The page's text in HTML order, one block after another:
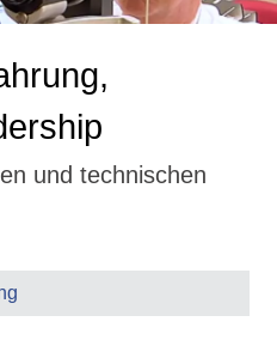
und technischen